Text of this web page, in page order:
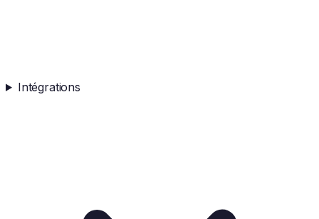
Intégrations